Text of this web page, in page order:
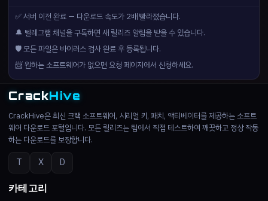
✅ 서버 이전 완료 — 다운로드 속도가 2배 빨라졌습니다.
🔔 텔레그램 채널을 구독하면 새 릴리즈 알림을 받을 수 있습니다.
🛡️ 모든 파일은 바이러스 검사 완료 후 등록됩니다.
📨 원하는 소프트웨어가 없으면 요청 페이지에서 신청하세요.
CrackHive
CrackHive은 최신 크랙 소프트웨어, 시리얼 키, 패치, 액티베이터를 제공하는 소프트
웨어 다운로드 포털입니다. 모든 릴리즈는 팀에서 직접 테스트하여 깨끗하고 정상 작동
하는 다운로드를 보장합니다.
T X D
카테고리